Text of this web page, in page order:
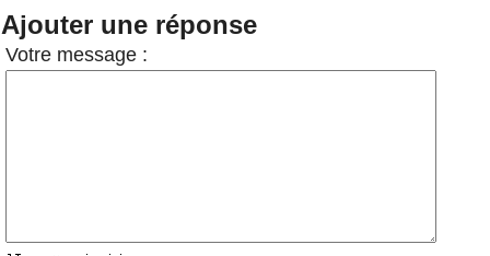
Ajouter une réponse
Votre message :